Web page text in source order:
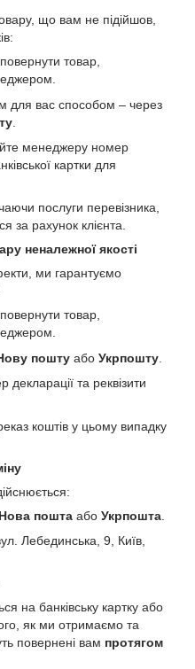
що вам не підійшов,
товар,
для вас способом – через
менеджеру номер
картки для
послуги перевізника,
за рахунок клієнта.
неналежної якості
ми гарантуємо
товар,
пошту або Укрпошту
та реквізити
коштів у цьому випадку
Нова пошта або Укрпошта
Лебединська, 9, Київ,
на банківську картку або
як ми отримаємо та
повернені вам протягом